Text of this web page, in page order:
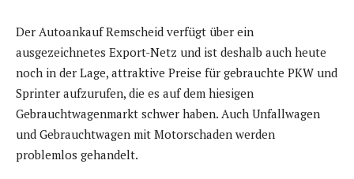
Der Autoankauf Remscheid verfügt über ein
ausgezeichnetes Export-Netz und ist deshalb auch heute
noch in der Lage, attraktive Preise für gebrauchte PKW und
Sprinter aufzurufen, die es auf dem hiesigen
Gebrauchtwagenmarkt schwer haben. Auch Unfallwagen
und Gebrauchtwagen mit Motorschaden werden
problemlos gehandelt.